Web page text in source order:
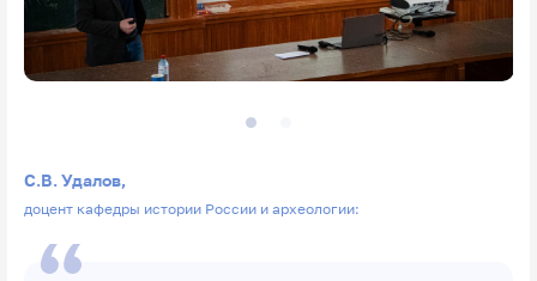
С.В. Удалов,
доцент кафедры истории России и археологии: